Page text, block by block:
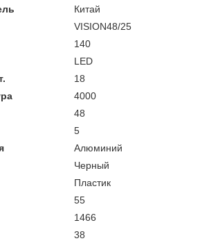
Китай
VISION48/25
140
LED
18
4000
48
5
Алюминий
Черный
Пластик
55
1466
38